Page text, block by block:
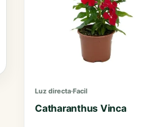
Luz directa·Facil
Catharanthus Vinca